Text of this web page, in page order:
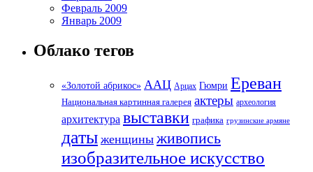
Февраль 2009
Январь 2009
Облако тегов
«Золотой абрикос» ААЦ Арцах Гюмри Ереван
Национальная картинная галерея актеры археология
архитектура выставки графика грузинские армяне
даты женщины живопись
изобразительное искусство